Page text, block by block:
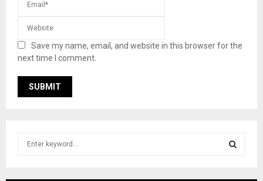
Save my name, email, and website in this browser for the
next time I comment.